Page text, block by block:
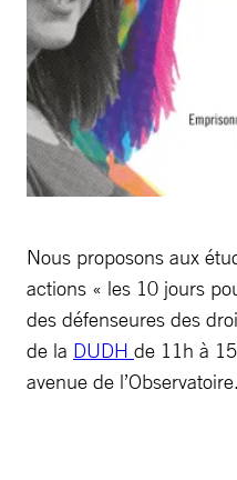
Nous proposons aux
actions « les 10 jours
des défenseures des
de la DUDH de 11h à
avenue de l’Observatoire.